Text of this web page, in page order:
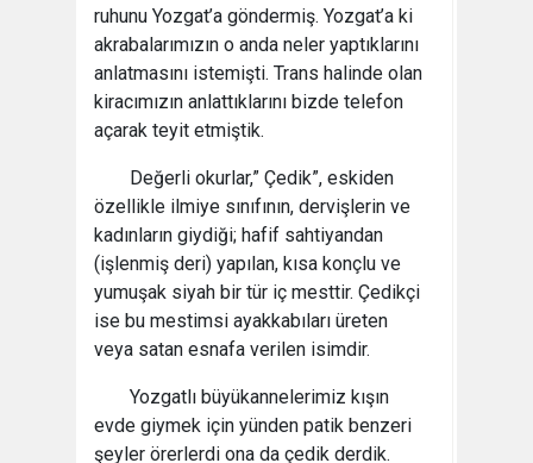
ruhunu Yozgat’a göndermiş. Yozgat’a ki
akrabalarımızın o anda neler yaptıklarını
anlatmasını istemişti. Trans halinde olan
kiracımızın anlattıklarını bizde telefon
açarak teyit etmiştik.
Değerli okurlar,” Çedik”, eskiden
özellikle ilmiye sınıfının, dervişlerin ve
kadınların giydiği; hafif sahtiyandan
(işlenmiş deri) yapılan, kısa konçlu ve
yumuşak siyah bir tür iç mesttir. Çedikçi
ise bu mestimsi ayakkabıları üreten
veya satan esnafa verilen isimdir.
Yozgatlı büyükannelerimiz kışın
evde giymek için yünden patik benzeri
şeyler örerlerdi ona da çedik derdik.